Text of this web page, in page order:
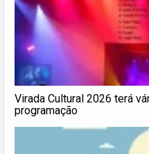
Virada Cultural 2026 terá
programação